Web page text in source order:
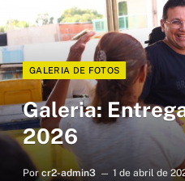
GALERIA DE FOTOS
Galeria:
2026
Por cr2-admin3 1 de abril de